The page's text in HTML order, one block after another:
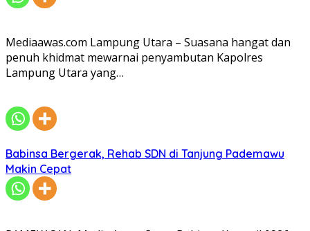
Mediaawas.com Lampung Utara – Suasana hangat dan
penuh khidmat mewarnai penyambutan Kapolres
Lampung Utara yang…
Babinsa Bergerak, Rehab SDN di Tanjung Pademawu
Makin Cepat